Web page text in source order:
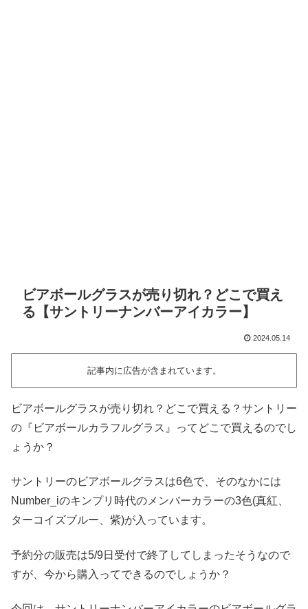
ビアボールグラスが売り切れ？どこで買え
る【サントリーナンバーアイカラー】
2024.05.14
記事内に広告が含まれています。
ビアボールグラスが売り切れ？どこで買える？サントリー
の『ビアボールカラフルグラス』ってどこで買えるのでし
ょうか？
サントリーのビアボールグラスは6色で、そのなかには
Number_iのキンプリ時代のメンバーカラーの3色(真紅、
ターコイズブルー、紫)が入っています。
予約分の販売は5/9日受付で終了してしまったそうなので
すが、今から購入ってできるのでしょうか？